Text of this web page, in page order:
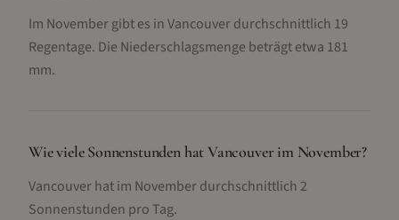
Im November gibt es in Vancouver durchschnittlich 19
Regentage. Die Niederschlagsmenge beträgt etwa 181
mm.
Wie viele Sonnenstunden hat Vancouver im November?
Vancouver hat im November durchschnittlich 2
Sonnenstunden pro Tag.